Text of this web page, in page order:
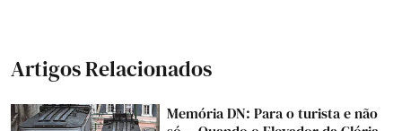
Artigos Relacionados
Memória DN: Para o turista e não